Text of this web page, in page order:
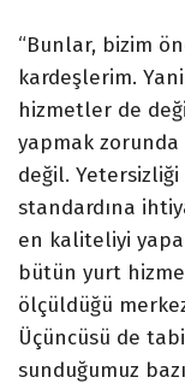
“Bunlar, bizim
kardeşlerim.
hizmetler de
yapmak
değil.
standardına
en kaliteliyi
bütün yurt
ölçüldüğü
Üçüncüsü de
sunduğumuz